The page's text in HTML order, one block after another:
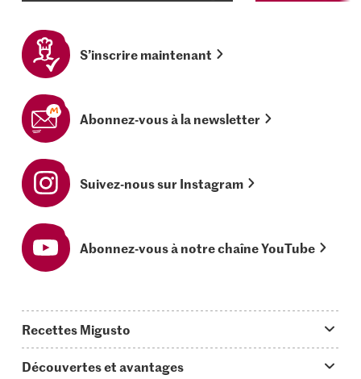
S’inscrire maintenant
Abonnez-vous à la newsletter
Suivez-nous sur Instagram
Abonnez-vous à notre chaîne YouTube
Recettes Migusto
Découvertes et avantages